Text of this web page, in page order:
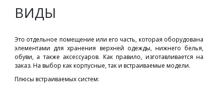
ВИДЫ
Это отдельное помещение или его часть, которая оборудована
элементами для хранения верхней одежды, нижнего белья,
обуви, а также аксессуаров. Как правило, изготавливается на
заказ. На выбор как корпусные, так и встраиваемые модели.
Плюсы встраиваемых систем: